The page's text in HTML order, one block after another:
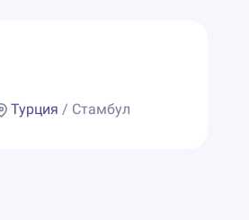
Турция / Стамбул